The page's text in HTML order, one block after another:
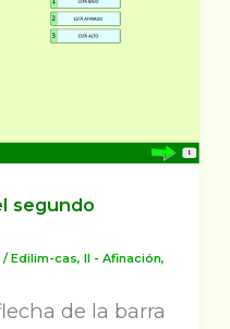
segundo
/Edilim-cas,II - Afinación,
de la barra